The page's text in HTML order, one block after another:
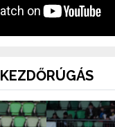
KEZDŐRÚGÁS